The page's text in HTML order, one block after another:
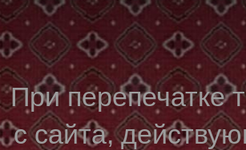
При перепечатке
с сайта,